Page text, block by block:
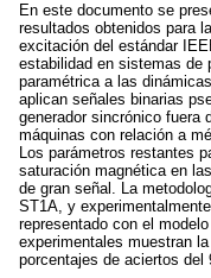
En este documento se
resultados obtenidos para
excitación del estándar
estabilidad en sistemas de
paramétrica a las
aplican señales binarias
generador sincrónico fuera
máquinas con relación a
Los parámetros restantes
saturación magnética en
de gran señal. La
ST1A, y
representado con el
experimentales muestran
porcentajes de aciertos